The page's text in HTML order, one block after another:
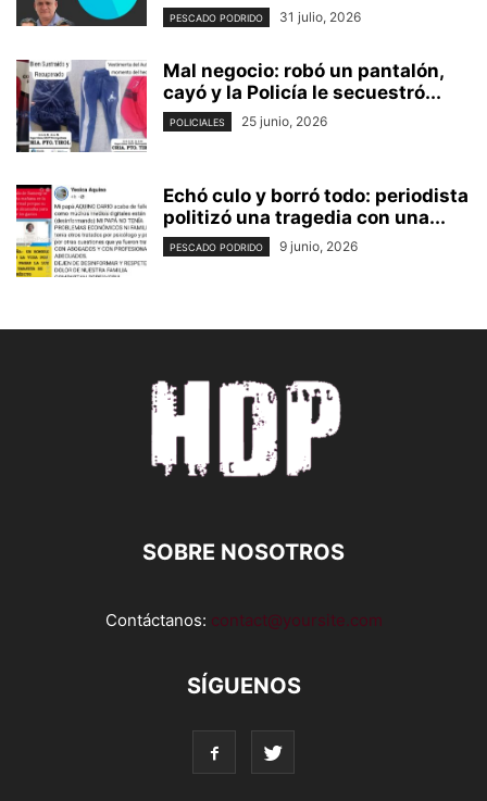
PESCADO PODRIDO 31 julio, 2026
Mal negocio: robó un pantalón,
cayó y la Policía le secuestró...
POLICIALES 25 junio, 2026
Echó culo y borró todo: periodista
politizó una tragedia con una...
PESCADO PODRIDO 9 junio, 2026
SOBRE NOSOTROS
Contáctanos: contact@yoursite.com
SÍGUENOS